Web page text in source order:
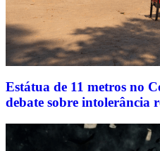
Estátua de 11 metros no
debate sobre intolerância